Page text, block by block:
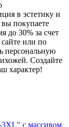
в эстетику и
вы покупаете
до 30% за счет
или по
персональную
Создайте
характер!